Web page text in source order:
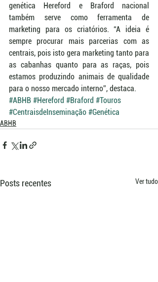
genética Hereford e Braford nacional
também serve como ferramenta de
marketing para os criatórios. “A ideia é
sempre procurar mais parcerias com as
centrais, pois isto gera marketing tanto para
as cabanhas quanto para as raças, pois
estamos produzindo animais de qualidade
para o nosso mercado interno”, destaca.
#ABHB #Hereford #Braford #Touros
#CentraisdeInseminação #Genética
ABHB
Posts recentes Ver tudo